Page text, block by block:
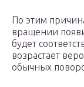
По этим
вращении
будет
возрастает
обычных